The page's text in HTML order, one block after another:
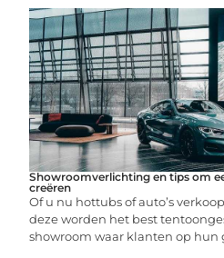
Showroomverlichting en tips om
creëren
Of u nu hottubs of auto’s
deze worden het best
showroom waar klanten op hun